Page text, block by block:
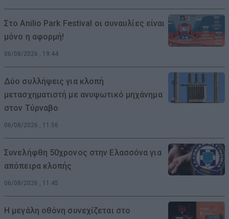
Στο Anilio Park Festival οι συναυλίες είναι
μόνο η αφορμή!
06/08/2026 , 19:44
Δύο συλλήψεις για κλοπή
μετασχηματιστή με ανυψωτικό μηχάνημα
στον Τύρναβο
06/08/2026 , 11:56
Συνελήφθη 50χρονος στην Ελασσόνα για
απόπειρα κλοπής
06/08/2026 , 11:45
Η μεγάλη οθόνη συνεχίζεται στο